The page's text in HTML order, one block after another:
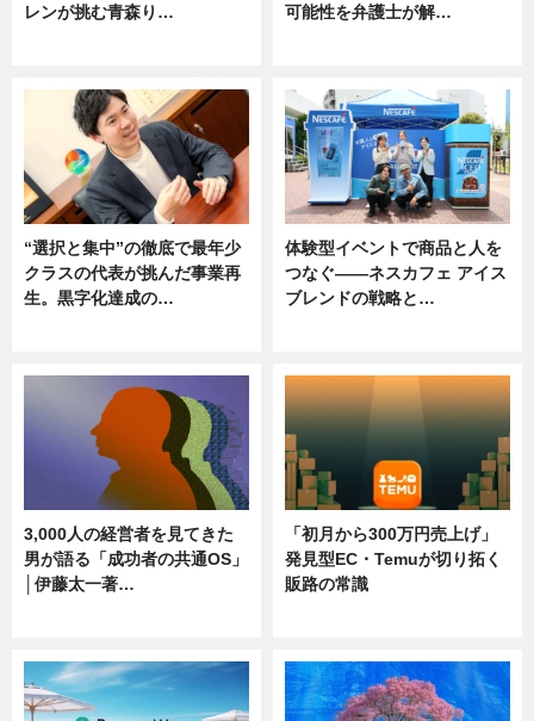
レンが挑む青森り…
可能性を弁護士が解…
“選択と集中”の徹底で最年少
クラスの代表が挑んだ事業再
生。黒字化達成の…
体験型イベントで商品と人を
つなぐ――ネスカフェ アイス
ブレンドの戦略と…
3,000人の経営者を見てきた
男が語る「成功者の共通OS」
│伊藤太一著…
「初月から300万円売上げ」
発見型EC・Temuが切り拓く
販路の常識